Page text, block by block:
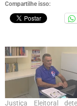
Compartilhe isso:
Justiça Eleitoral